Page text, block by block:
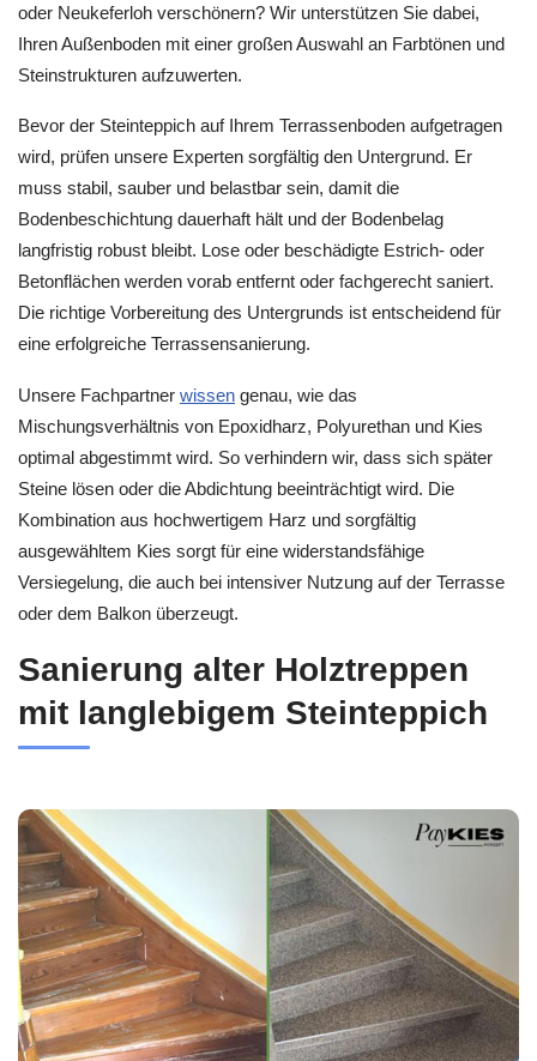
oder Neukeferloh verschönern? Wir unterstützen Sie dabei,
Ihren Außenboden mit einer großen Auswahl an Farbtönen und
Steinstrukturen aufzuwerten.
Bevor der Steinteppich auf Ihrem Terrassenboden aufgetragen
wird, prüfen unsere Experten sorgfältig den Untergrund. Er
muss stabil, sauber und belastbar sein, damit die
Bodenbeschichtung dauerhaft hält und der Bodenbelag
langfristig robust bleibt. Lose oder beschädigte Estrich- oder
Betonflächen werden vorab entfernt oder fachgerecht saniert.
Die richtige Vorbereitung des Untergrunds ist entscheidend für
eine erfolgreiche Terrassensanierung.
Unsere Fachpartner wissen genau, wie das
Mischungsverhältnis von Epoxidharz, Polyurethan und Kies
optimal abgestimmt wird. So verhindern wir, dass sich später
Steine lösen oder die Abdichtung beeinträchtigt wird. Die
Kombination aus hochwertigem Harz und sorgfältig
ausgewähltem Kies sorgt für eine widerstandsfähige
Versiegelung, die auch bei intensiver Nutzung auf der Terrasse
oder dem Balkon überzeugt.
Sanierung alter Holztreppen
mit langlebigem Steinteppich